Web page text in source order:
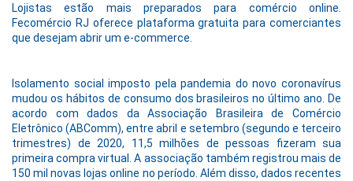
Lojistas estão mais preparados para comércio online.
Fecomércio RJ oferece plataforma gratuita para comerciantes
que desejam abrir um e-commerce.
Isolamento social imposto pela pandemia do novo coronavírus
mudou os hábitos de consumo dos brasileiros no último ano. De
acordo com dados da Associação Brasileira de Comércio
Eletrônico (ABComm), entre abril e setembro (segundo e terceiro
trimestres) de 2020, 11,5 milhões de pessoas fizeram sua
primeira compra virtual. A associação também registrou mais de
150 mil novas lojas online no período. Além disso, dados recentes